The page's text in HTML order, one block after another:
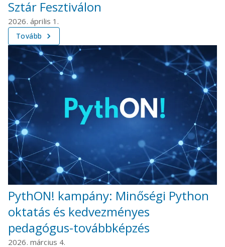
Sztár Fesztiválon
2026. április 1.
Tovább
PythON! kampány: Minőségi Python
oktatás és kedvezményes
pedagógus-továbbképzés
2026. március 4.